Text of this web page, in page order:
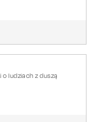
o ludziach z duszą